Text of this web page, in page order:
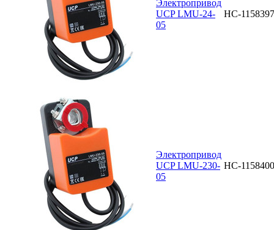
Электропривод
UCP LMU-24-
05
НС-1158397
Электропривод
UCP LMU-230-
05
НС-1158400